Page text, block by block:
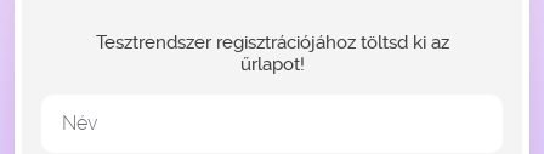
Tesztrendszer regisztrációjához töltsd ki az
űrlapot!
Név